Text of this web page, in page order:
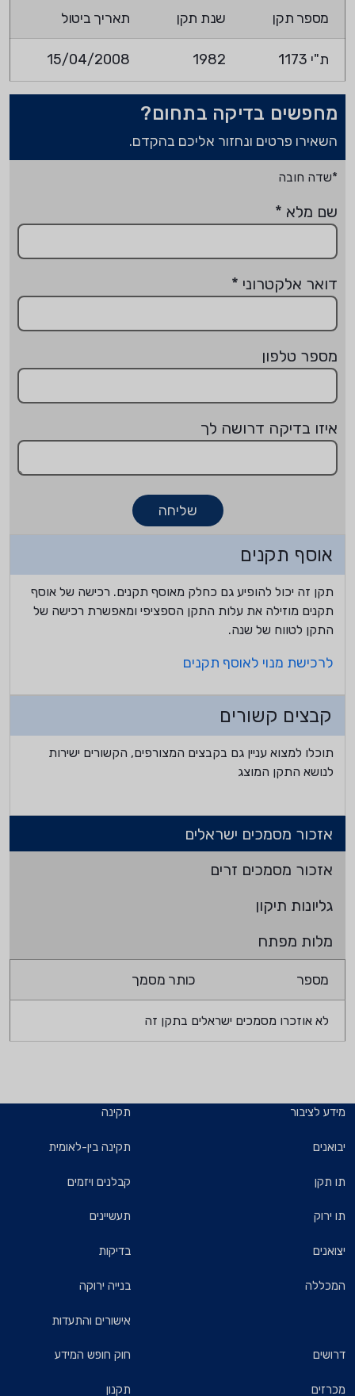
מספר תקן שנת תקן תאריך ביטול
ת"י 1173 1982
15/04/2008
מחפשים בדיקה בתחום?
השאירו פרטים ונחזור אליכם בהקדם.
*שדה חובה
שם מלא *
דואר אלקטרוני *
מספר טלפון
איזו בדיקה דרושה לך
שליחה
אוסף תקנים
תקן זה יכול להופיע גם כחלק מאוסף תקנים. רכישה של אוסף
תקנים מוזילה את עלות התקן הספציפי ומאפשרת רכישה של
התקן לטווח של שנה.
לרכישת מנוי לאוסף תקנים
קבצים קשורים
תוכלו למצוא עניין גם בקבצים המצורפים, הקשורים ישירות
לנושא התקן המוצג
אזכור מסמכים ישראלים
אזכור מסמכים זרים
גליונות תיקון
מלות מפתח
מספר כותר מסמך
לא אוזכרו מסמכים ישראלים בתקן זה
מידע לציבור
יבואנים
תו תקן
תו ירוק
יצואנים
המכללה
תקינה
תקינה בין-לאומית
קבלנים ויזמים
תעשיינים
בדיקות
בנייה ירוקה
אישורים והתעדות
דרושים
מכרזים
חוק חופש המידע
תקנון